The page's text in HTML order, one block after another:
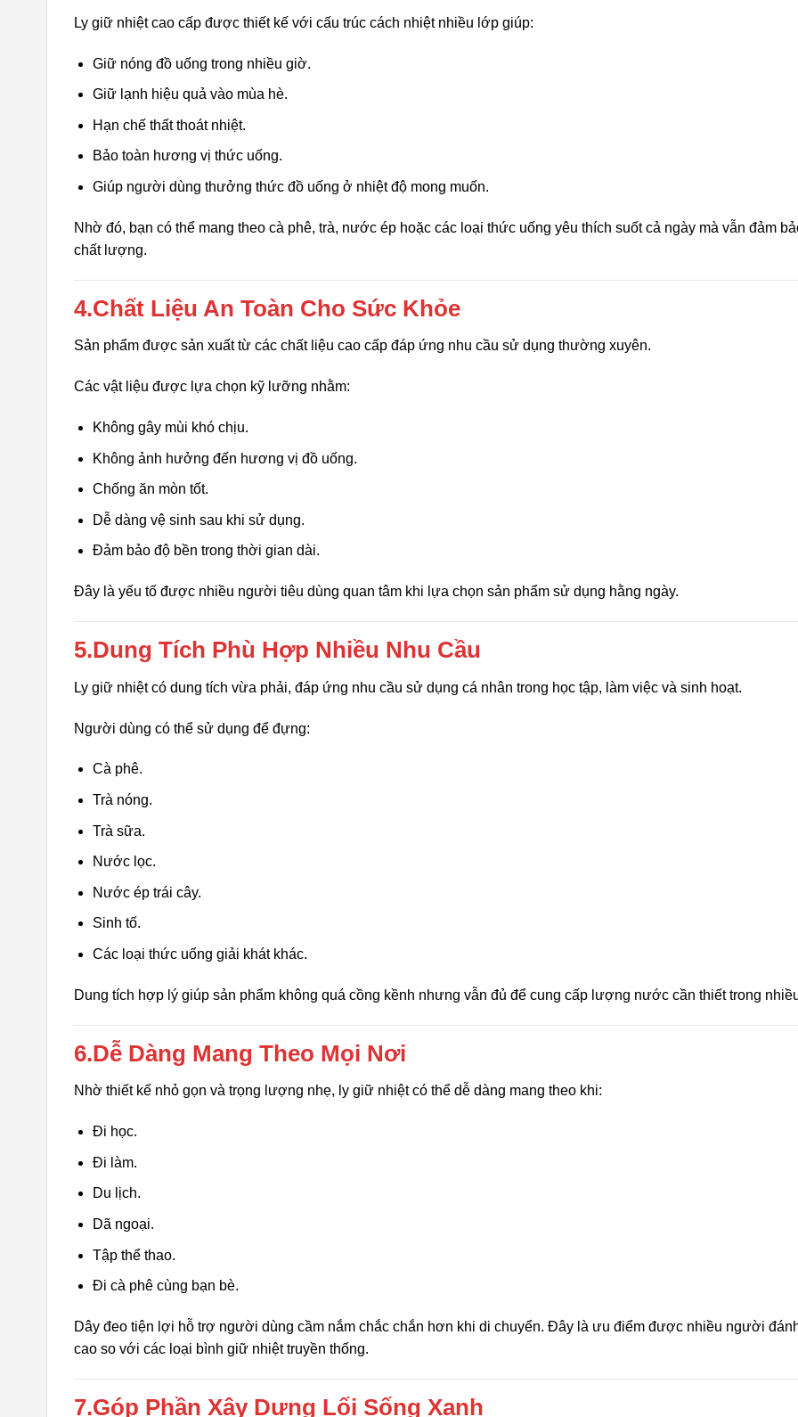
Ly giữ nhiệt cao cấp được thiết kế với cấu trúc cách nhiệt nhiều lớp giúp:
Giữ nóng đồ uống trong nhiều giờ.
Giữ lạnh hiệu quả vào mùa hè.
Hạn chế thất thoát nhiệt.
Bảo toàn hương vị thức uống.
Giúp người dùng thưởng thức đồ uống ở nhiệt độ mong muốn.
Nhờ đó, bạn có thể mang theo cà phê, trà, nước ép hoặc các loại thức uống yêu thích suốt cả ngày mà vẫn đảm
chất lượng.
4.Chất Liệu An Toàn Cho Sức Khỏe
Sản phẩm được sản xuất từ các chất liệu cao cấp đáp ứng nhu cầu sử dụng thường xuyên.
Các vật liệu được lựa chọn kỹ lưỡng nhằm:
Không gây mùi khó chịu.
Không ảnh hưởng đến hương vị đồ uống.
Chống ăn mòn tốt.
Dễ dàng vệ sinh sau khi sử dụng.
Đảm bảo độ bền trong thời gian dài.
Đây là yếu tố được nhiều người tiêu dùng quan tâm khi lựa chọn sản phẩm sử dụng hằng ngày.
5.Dung Tích Phù Hợp Nhiều Nhu Cầu
Ly giữ nhiệt có dung tích vừa phải, đáp ứng nhu cầu sử dụng cá nhân trong học tập, làm việc và sinh hoạt.
Người dùng có thể sử dụng để đựng:
Cà phê.
Trà nóng.
Trà sữa.
Nước lọc.
Nước ép trái cây.
Sinh tố.
Các loại thức uống giải khát khác.
Dung tích hợp lý giúp sản phẩm không quá cồng kềnh nhưng vẫn đủ để cung cấp lượng nước cần thiết trong
6.Dễ Dàng Mang Theo Mọi Nơi
Nhờ thiết kế nhỏ gọn và trọng lượng nhẹ, ly giữ nhiệt có thể dễ dàng mang theo khi:
Đi học.
Đi làm.
Du lịch.
Dã ngoại.
Tập thể thao.
Đi cà phê cùng bạn bè.
Dây đeo tiện lợi hỗ trợ người dùng cầm nắm chắc chắn hơn khi di chuyển. Đây là ưu điểm được nhiều người
cao so với các loại bình giữ nhiệt truyền thống.
7.Góp Phần Xây Dựng Lối Sống Xanh